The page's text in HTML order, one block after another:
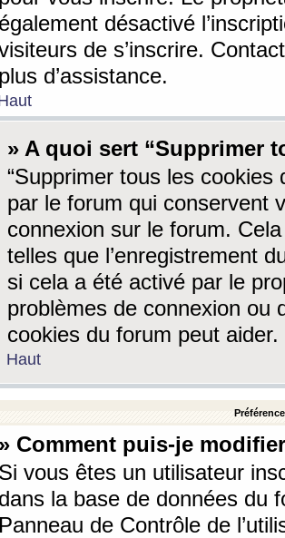
également désactivé
de s’inscrire.
plus d’assistance.
» A quoi sert “Supprimer
“Supprimer tous les cookies
par le forum qui conservent
connexion sur le forum.
telles que l’enregistrement
si cela a été activé par le
problèmes de connexion ou
cookies du forum peut aider.
Haut
» Comment puis-je
Si vous êtes un utilisateur
dans la base de données du
Panneau de Contrôle de